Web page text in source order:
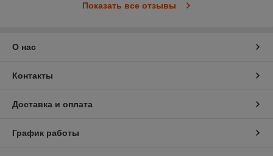
Показать все отзывы
О нас
Контакты
Доставка и оплата
График работы